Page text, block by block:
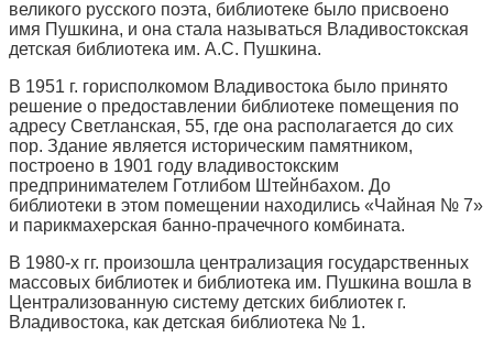
великого русского поэта, библиотеке было присвоено
имя Пушкина, и она стала называться Владивостокская
детская библиотека им. А.С. Пушкина.
В 1951 г. горисполкомом Владивостока было принято
решение о предоставлении библиотеке помещения по
адресу Светланская, 55, где она располагается до сих
пор. Здание является историческим памятником,
построено в 1901 году владивостокским
предпринимателем Готлибом Штейнбахом. До
библиотеки в этом помещении находились «Чайная № 7»
и парикмахерская банно-прачечного комбината.
В 1980-х гг. произошла централизация государственных
массовых библиотек и библиотека им. Пушкина вошла в
Централизованную систему детских библиотек г.
Владивостока, как детская библиотека № 1.